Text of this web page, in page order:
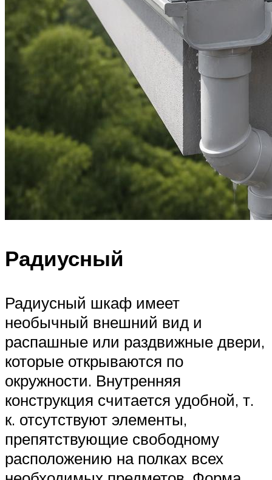
Радиусный
Радиусный шкаф имеет
необычный внешний вид и
распашные или раздвижные двери,
которые открываются по
окружности. Внутренняя
конструкция считается удобной, т.
к. отсутствуют элементы,
препятствующие свободному
расположению на полках всех